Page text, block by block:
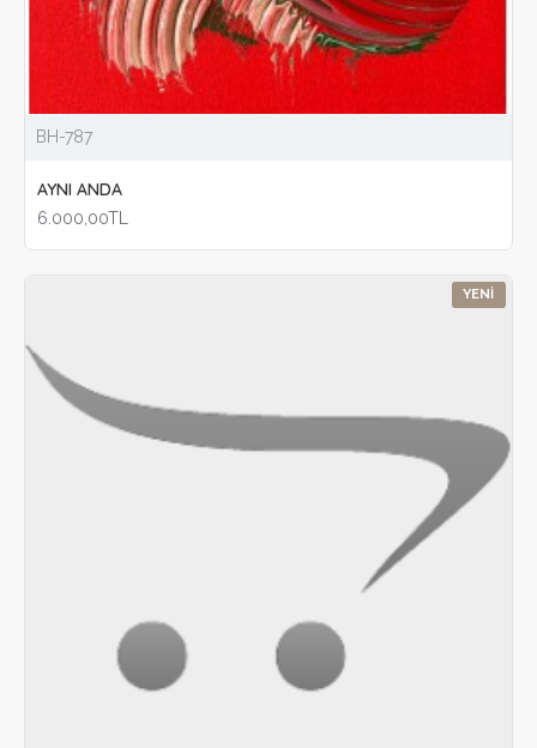
BH-787
AYNI ANDA
6.000,00TL
YENI